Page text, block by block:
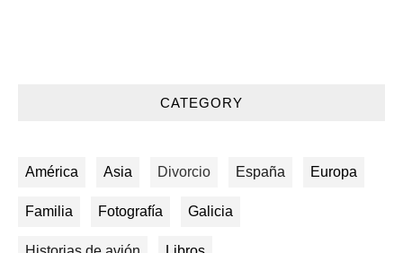
CATEGORY
América Asia Divorcio España Europa
Familia Fotografía Galicia